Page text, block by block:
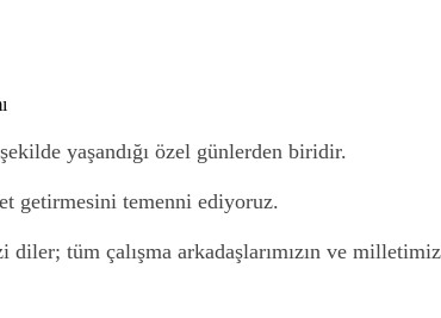
yaşandığı özel günlerden biridir.
getirmesini temenni ediyoruz.
tüm çalışma arkadaşlarımızın ve